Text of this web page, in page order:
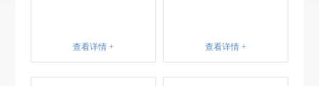
查看详情 + 查看详情 +